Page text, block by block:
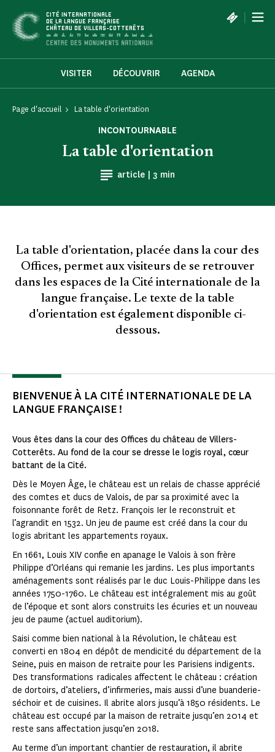
CITÉ INTERNATIONALE
DE LA LANGUE FRANÇAISE
CHÂTEAU DE VILLERS-COTTERÊTS
|
VISITER DÉCOUVRIR AGENDA
Page d'accueil La table d'orientation
INCONTOURNABLE
article | Temps de Lecture
3 min
La table d'orientation
La table d'orientation, placée dans la cour des
Offices, permet aux visiteurs de se retrouver
dans les espaces de la Cité internationale de la
langue française. Le texte de la table
d'orientation est également disponible ci-
dessous.
BIENVENUE À LA CITÉ INTERNATIONALE DE LA
LANGUE FRANÇAISE !
Vous êtes dans la cour des Offices du château de Villers-
Cotterêts. Au fond de la cour se dresse le logis royal, cœur
battant de la Cité.
Dès le Moyen Âge, le château est un relais de chasse apprécié
des comtes et ducs de Valois, de par sa proximité avec la
foisonnante forêt de Retz. François Ier le reconstruit et
l’agrandit en 1532. Un jeu de paume est créé dans la cour du
logis abritant les appartements royaux.
En 1661, Louis XIV confie en apanage le Valois à son frère
Philippe d’Orléans qui remanie les jardins. Les plus importants
aménagements sont réalisés par le duc Louis-Philippe dans les
années 1750-1760. Le château est intégralement mis au goût
de l’époque et sont alors construits les écuries et un nouveau
jeu de paume (actuel auditorium).
Saisi comme bien national à la Révolution, le château est
converti en 1804 en dépôt de mendicité du département de la
Seine, puis en maison de retraite pour les Parisiens indigents.
Des transformations radicales affectent le château : création
de dortoirs, d’ateliers, d’infirmeries, mais aussi d’une buanderie-
séchoir et de cuisines. Il abrite alors jusqu’à 1850 résidents. Le
château est occupé par la maison de retraite jusqu’en 2014 et
reste sans affectation jusqu’en 2018.
Au terme d’un important chantier de restauration, il abrite